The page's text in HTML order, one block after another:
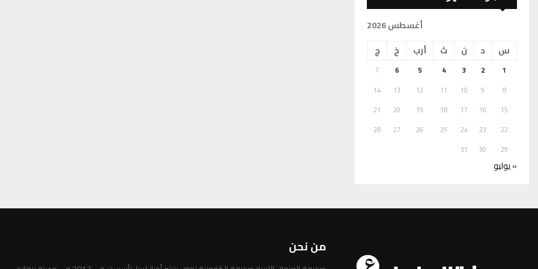
أغسطس 2026
س
د ن ث أرب خ ج
1
2
3
4
5
6
7
8
9
10
11
12
13
14
15
16
17
18
19
20
21
22
23
24
25
26
27
28
29
30
31
« يوليو
من نحن